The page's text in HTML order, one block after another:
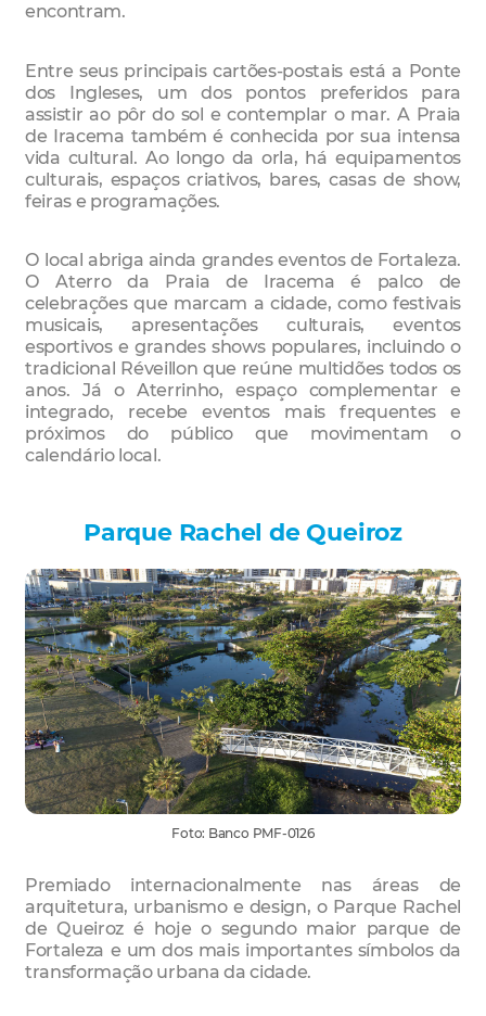
encontram.
Entre seus principais cartões-postais está a Ponte
dos Ingleses, um dos pontos preferidos para
assistir ao pôr do sol e contemplar o mar. A Praia
de Iracema também é conhecida por sua intensa
vida cultural. Ao longo da orla, há equipamentos
culturais, espaços criativos, bares, casas de show,
feiras e programações.
O local abriga ainda grandes eventos de Fortaleza.
O Aterro da Praia de Iracema é palco de
celebrações que marcam a cidade, como festivais
musicais, apresentações culturais, eventos
esportivos e grandes shows populares, incluindo o
tradicional Réveillon que reúne multidões todos os
anos. Já o Aterrinho, espaço complementar e
integrado, recebe eventos mais frequentes e
próximos do público que movimentam o
calendário local.
Parque Rachel de Queiroz
Foto: Banco PMF-0126
Premiado internacionalmente nas áreas de
arquitetura, urbanismo e design, o Parque Rachel
de Queiroz é hoje o segundo maior parque de
Fortaleza e um dos mais importantes símbolos da
transformação urbana da cidade.